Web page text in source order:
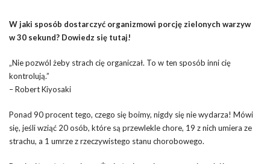
W jaki sposób dostarczyć organizmowi porcję zielonych warzyw
w 30 sekund? Dowiedz się tutaj!
„Nie pozwól żeby strach cię organiczał. To w ten sposób inni cię
kontrolują.”
– Robert Kiyosaki
Ponad 90 procent tego, czego się boimy, nigdy się nie wydarza! Mówi
się, jeśli wziąć 20 osób, które są przewlekle chore, 19 z nich umiera ze
strachu, a 1 umrze z rzeczywistego stanu chorobowego.